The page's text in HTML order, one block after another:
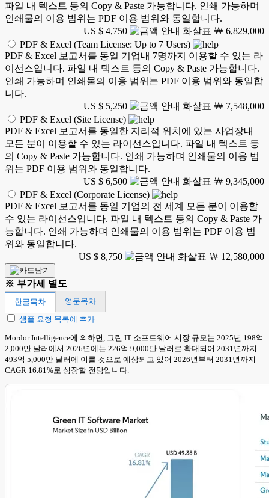
파일 내 텍스트 등의 Copy & Paste 가능합니다. 인쇄 가능하며
인쇄물의 이용 범위는 PDF 이용 범위와 동일합니다.
US $ 4,750
￦ 6,829,000
PDF & Excel (Team License: Up to 7 Users)
PDF & Excel 보고서를 동일 기업내 7명까지 이용할 수 있는 라
이선스입니다. 파일 내 텍스트 등의 Copy & Paste 가능합니다.
인쇄 가능하며 인쇄물의 이용 범위는 PDF 이용 범위와 동일합
니다.
US $ 5,250
￦ 7,548,000
PDF & Excel (Site License)
PDF & Excel 보고서를 동일한 지리적 위치에 있는 사업장내
모든 분이 이용할 수 있는 라이선스입니다. 파일 내 텍스트 등
의 Copy & Paste 가능합니다. 인쇄 가능하며 인쇄물의 이용 범
위는 PDF 이용 범위와 동일합니다.
US $ 6,500
￦ 9,345,000
PDF & Excel (Corporate License)
PDF & Excel 보고서를 동일 기업의 전 세계 모든 분이 이용할
수 있는 라이선스입니다. 파일 내 텍스트 등의 Copy & Paste 가
능합니다. 인쇄 가능하며 인쇄물의 이용 범위는 PDF 이용 범
위와 동일합니다.
US $ 8,750
￦ 12,580,000
※ 부가세 별도
한글목차
영문목차
샘플 요청 목록에 추가
Mordor Intelligence에 의하면, 그린 IT 소프트웨어 시장 규모는 2025년 198억
2,000만 달러에서 2026년에는 226억 9,000만 달러로 확대되어 2031년까지
493억 5,000만 달러에 이를 것으로 예상되고 있어 2026년부터 2031년까지
CAGR 16.81%로 성장할 전망입니다.